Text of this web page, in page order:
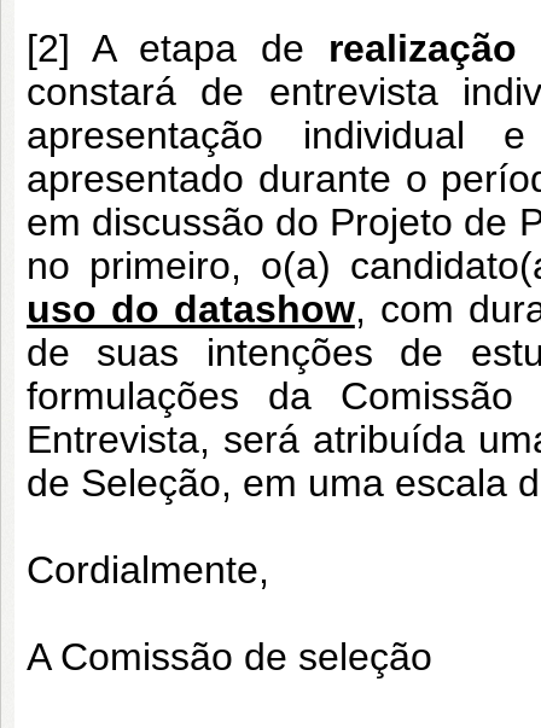
[2] A etapa de
constará de entrevista
apresentação individual
apresentado durante o
em discussão do Projeto de
no primeiro, o(a)
uso do datashow, com
de suas intenções de
formulações da
Entrevista, será atribuída
de Seleção, em uma escala
Cordialmente,
A Comissão de seleção